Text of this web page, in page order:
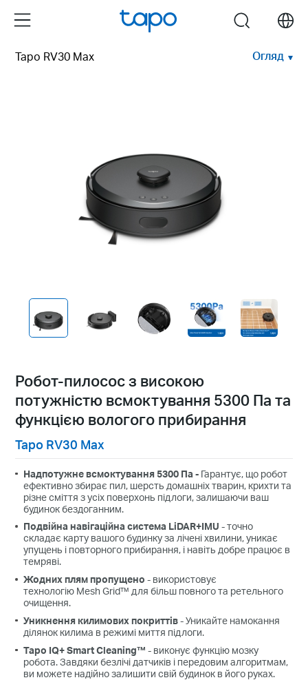
Menu search
Tapo RV30 Max Огляд
Робот-пилосос з високою
потужністю всмоктування 5300 Па та
функцією вологого прибирання
Tapo RV30 Max
Надпотужне всмоктування 5300 Па - Гарантує, що робот
ефективно збирає пил, шерсть домашніх тварин, крихти та
різне сміття з усіх поверхонь підлоги, залишаючи ваш
будинок бездоганним.
Подвійна навігаційна система LiDAR+IMU - точно
складає карту вашого будинку за лічені хвилини, уникає
упущень і повторного прибирання, і навіть добре працює в
темряві.
Жодних плям пропущено - використовує
технологію Mesh Grid™ для більш повного та ретельного
очищення.
Уникнення килимових покриттів- Уникайте намокання
ділянок килима в режимі миття підлоги.
Tapo IQ+ Smart Cleaning™ - виконує функцію мозку
робота. Завдяки безлічі датчиків і передовим алгоритмам,
ви можете надійно залишити свій будинок в його руках.